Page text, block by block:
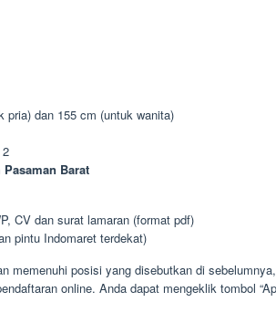
pria) dan 155 cm (untuk wanita)
Barat
CV dan surat lamaran (format pdf)
pintu Indomaret terdekat)
memenuhi posisi yang disebutkan di
online. Anda dapat mengeklik tombol